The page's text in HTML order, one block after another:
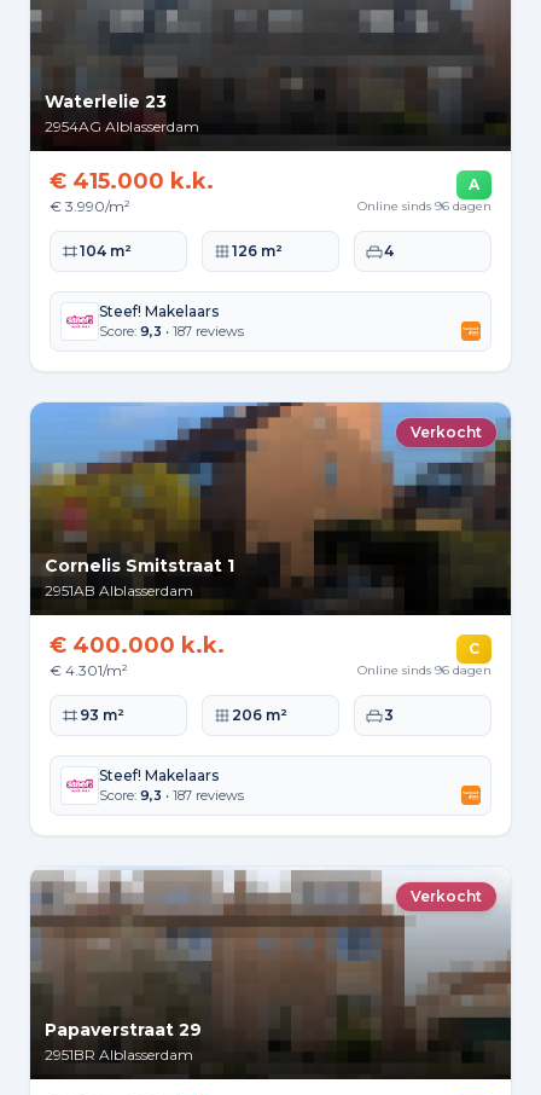
Waterlelie 23
2954AG Alblasserdam
€ 415.000 k.k.
€ 3.990/m²
A
Online sinds 96 dagen
Woonoppervlakte
104 m² Perceeloppervlakte
126 m² Slaapkamers
4
Steef! Makelaars
Score: 9,3 • 187 reviews
Verkocht
Cornelis Smitstraat 1
2951AB Alblasserdam
€ 400.000 k.k.
€ 4.301/m²
C
Online sinds 96 dagen
Woonoppervlakte
93 m² Perceeloppervlakte
206 m² Slaapkamers
3
Steef! Makelaars
Score: 9,3 • 187 reviews
Verkocht
Papaverstraat 29
2951BR Alblasserdam